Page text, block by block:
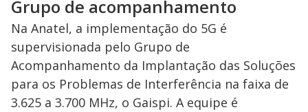
Grupo de acompanhamento
Na Anatel, a implementação do 5G é
supervisionada pelo Grupo de
Acompanhamento da Implantação das Soluções
para os Problemas de Interferência na faixa de
3.625 a 3.700 MHz, o Gaispi. A equipe é